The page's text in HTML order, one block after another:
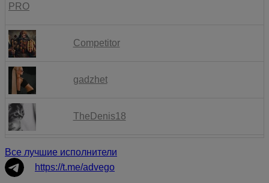
PRO
Competitor
gadzhet
TheDenis18
Kiruxapiter1988
Все лучшие исполнители
https://t.me/advego